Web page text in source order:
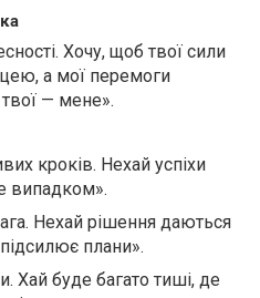
Хочу, щоб твої сили
а мої перемоги
— мене».
кроків. Нехай успіхи
випадком».
Нехай рішення даються
плани».
Хай буде багато тиші, де